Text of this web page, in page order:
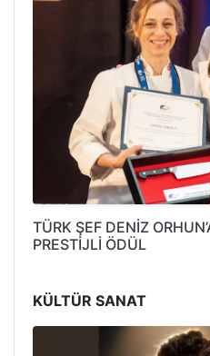
TÜRK ŞEF DENİZ
PRESTİJLİ ÖDÜL
KÜLTÜR SANAT